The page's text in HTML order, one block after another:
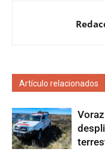
Artículo relacionados